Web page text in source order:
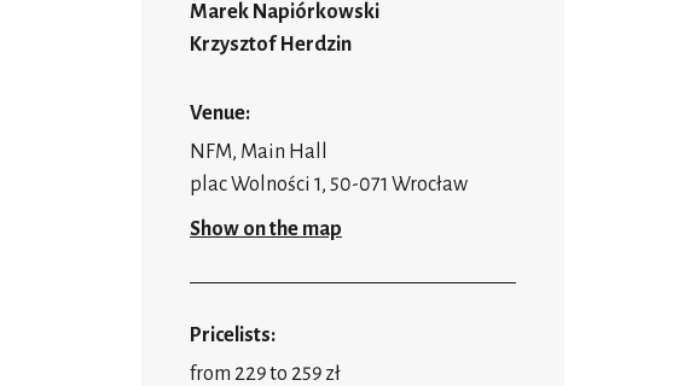
Marek Napiórkowski
Krzysztof Herdzin
Venue:
NFM, Main Hall
plac Wolności 1, 50-071 Wrocław
Show on the map
Pricelists:
from 229 to 259 zł